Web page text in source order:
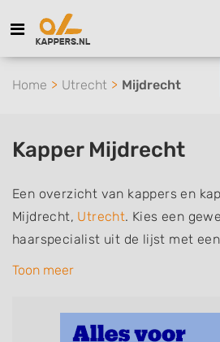
Home Utrecht Mijdrecht
Kapper Mijdrecht
Een overzicht van kappers en
Mijdrecht, Utrecht. Kies een
haarspecialist uit de lijst met
specialisaties of aantekeningen:
zonder afspraak terecht kunt. De
Toon meer